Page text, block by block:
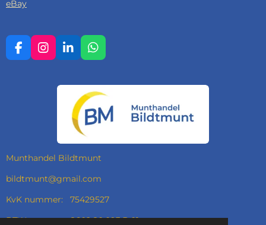
eBay
F
A
I
N
L
I
K
D
N
W
H
T
S
A
P
Munthandel Bildtmunt
bildtmunt@gmail.com
KvK nummer: 75429527
BTW nummer: 8602.80.093.B.01